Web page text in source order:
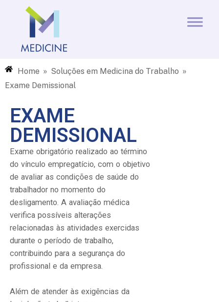
Home » Soluções em Medicina do Trabalho »
Exame Demissional
EXAME
DEMISSIONAL
Exame obrigatório realizado ao término
do vínculo empregatício, com o objetivo
de avaliar as condições de saúde do
trabalhador no momento do
desligamento. A avaliação médica
verifica possíveis alterações
relacionadas às atividades exercidas
durante o período de trabalho,
contribuindo para a segurança do
profissional e da empresa.
Além de atender às exigências da